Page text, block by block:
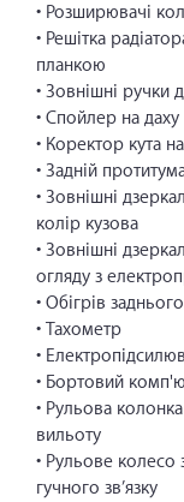
• Розширювачі
• Решітка
планкою
• Зовнішні ручки
• Спойлер на даху
• Коректор кута
• Задній
• Зовнішні
колір кузова
• Зовнішні
огляду з
• Обігрів
• Тахометр
•
• Бортовий
• Рульова
вильоту
• Рульове колесо
гучного зв’язку